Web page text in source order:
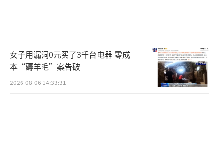
女子用漏洞0元买了3千台电器 零成
本“薅羊毛”案告破
2026-08-06 14:33:31